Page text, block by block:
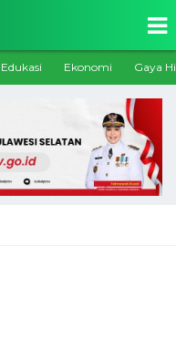
Edukasi Ekonomi Gaya